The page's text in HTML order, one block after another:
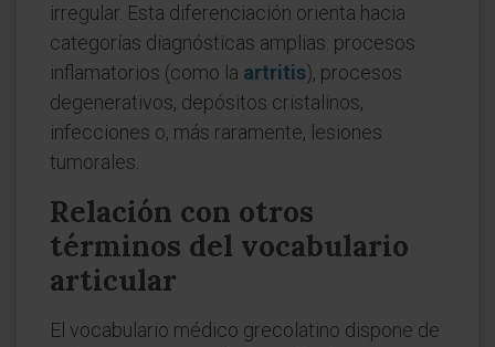
irregular. Esta diferenciación orienta hacia
categorías diagnósticas amplias: procesos
inflamatorios (como la artritis), procesos
degenerativos, depósitos cristalinos,
infecciones o, más raramente, lesiones
tumorales.
Relación con otros
términos del vocabulario
articular
El vocabulario médico grecolatino dispone de